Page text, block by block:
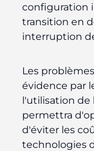
configuration
transition en
interruption
Les
évidence par
l'utilisation de
permettra
d'éviter les
technologies